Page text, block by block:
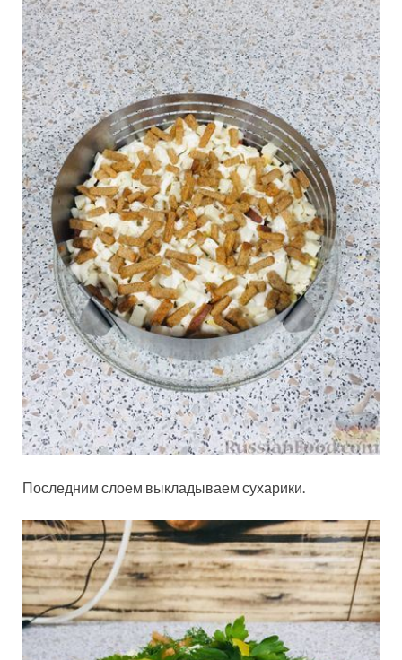
Последним слоем выкладываем сухарики.